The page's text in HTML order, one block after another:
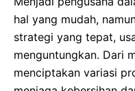
hal yang mudah,
strategi yang tepat,
menguntungkan. Dari
menciptakan variasi